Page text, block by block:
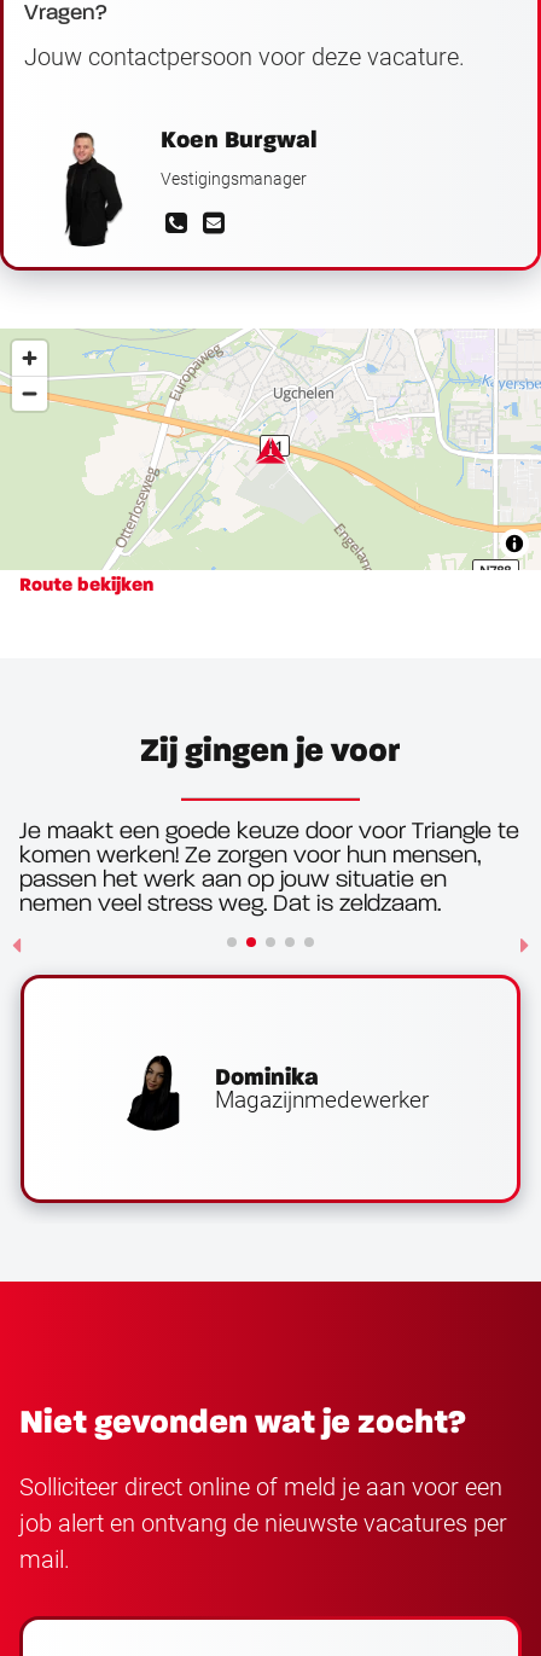
Vragen?
Jouw contactpersoon voor deze vacature.
Koen Burgwal
Vestigingsmanager
Route bekijken
Zij gingen je voor
Je maakt een goede keuze door voor Triangle te
komen werken! Ze zorgen voor hun mensen,
passen het werk aan op jouw situatie en
nemen veel stress weg. Dat is zeldzaam.
Dominika
Magazijnmedewerker
Niet gevonden wat je zocht?
Solliciteer direct online of meld je aan voor een
job alert en ontvang de nieuwste vacatures per
mail.